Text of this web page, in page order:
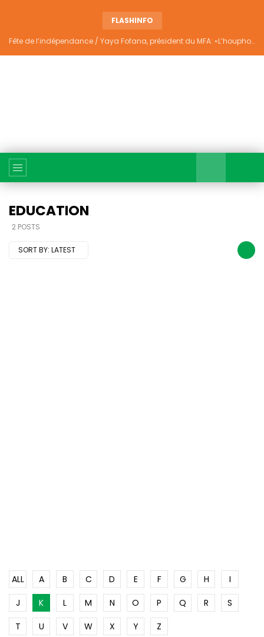
FLASHINFO
Fête de l’indépendance / Yaya Fofana, président du MFA: «L’houphouëtisme véritable ne divise pas»
EDUCATION
2 POSTS
SORT BY: LATEST
ALL A B C D E F G H
I
J
K L M N O P Q R
S
T
U V W X Y Z